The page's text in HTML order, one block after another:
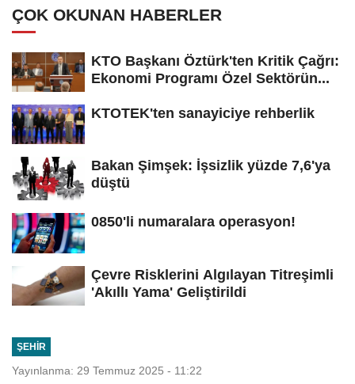
ÇOK OKUNAN HABERLER
KTO Başkanı Öztürk'ten Kritik Çağrı:
Ekonomi Programı Özel Sektörün...
KTOTEK'ten sanayiciye rehberlik
Bakan Şimşek: İşsizlik yüzde 7,6'ya
düştü
0850'li numaralara operasyon!
Çevre Risklerini Algılayan Titreşimli
'Akıllı Yama' Geliştirildi
ŞEHIR
Yayınlanma: 29 Temmuz 2025 - 11:22